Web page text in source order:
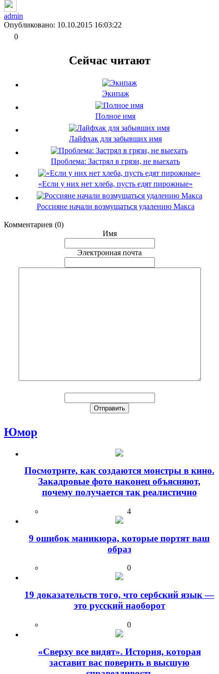
admin
Опубликовано: 10.10.2015 16:03:22
0
Сейчас читают
Экипаж
Полное имя
Лайфхак для забывших имя
Проблема: Застрял в грязи, не выехать
«Если у них нет хлеба, пусть едят пирожные»
Россияне начали возмущаться удалению Макса
Комментариев (0)
Имя
Электронная почта
Юмор
Посмотрите, как создаются монстры в кино.
Закадровые фото наконец объясняют,
почему получается так реалистично
4
9 ошибок маникюра, которые портят ваш
образ
0
19 доказательств того, что сербский язык —
это русский наоборот
0
«Сверху все видят». История, которая
заставит вас поверить в высшую